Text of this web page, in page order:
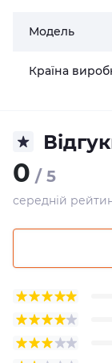
Модель
Країна
0 / 5
середній